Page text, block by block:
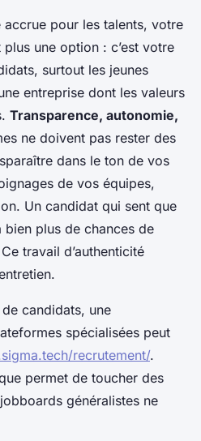
accrue pour les talents, votre
plus une option : c’est votre
surtout les jeunes
entreprise dont les valeurs
Transparence, autonomie,
ne doivent pas rester des
dans le ton de vos
de vos équipes,
Un candidat qui sent que
bien plus de chances de
travail d’authenticité
candidats, une
spécialisées peut
recrutement/.
permet de toucher des
généralistes ne